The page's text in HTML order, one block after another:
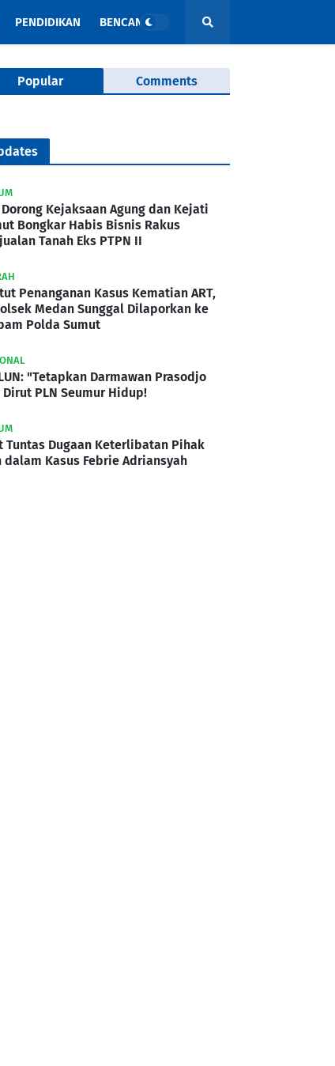
PENDIDIKAN BENCANA
Popular Comments
Dorong Kejaksaan Agung dan Kejati
Bongkar Habis Bisnis Rakus
Tanah Eks PTPN II
Penanganan Kasus Kematian ART,
Medan Sunggal Dilaporkan ke
Polda Sumut
"Tetapkan Darmawan Prasodjo
Dirut PLN Seumur Hidup!
Tuntas Dugaan Keterlibatan Pihak
dalam Kasus Febrie Adriansyah